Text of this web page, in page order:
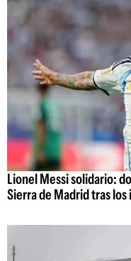
Lionel Messi solidario:
Sierra de Madrid tras